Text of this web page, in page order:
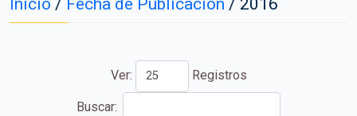
Inicio / Fecha de Publicación / 2016
Ver: Registros
Buscar: